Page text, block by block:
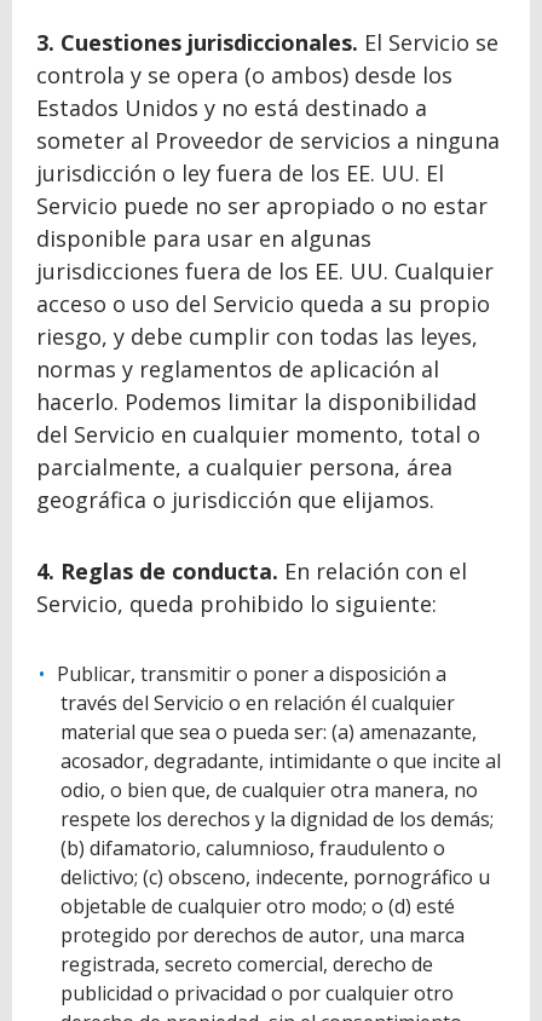
3. Cuestiones jurisdiccionales. El Servicio se
controla y se opera (o ambos) desde los
Estados Unidos y no está destinado a
someter al Proveedor de servicios a ninguna
jurisdicción o ley fuera de los EE. UU. El
Servicio puede no ser apropiado o no estar
disponible para usar en algunas
jurisdicciones fuera de los EE. UU. Cualquier
acceso o uso del Servicio queda a su propio
riesgo, y debe cumplir con todas las leyes,
normas y reglamentos de aplicación al
hacerlo. Podemos limitar la disponibilidad
del Servicio en cualquier momento, total o
parcialmente, a cualquier persona, área
geográfica o jurisdicción que elijamos.
4. Reglas de conducta. En relación con el
Servicio, queda prohibido lo siguiente:
Publicar, transmitir o poner a disposición a
través del Servicio o en relación él cualquier
material que sea o pueda ser: (a) amenazante,
acosador, degradante, intimidante o que incite al
odio, o bien que, de cualquier otra manera, no
respete los derechos y la dignidad de los demás;
(b) difamatorio, calumnioso, fraudulento o
delictivo; (c) obsceno, indecente, pornográfico u
objetable de cualquier otro modo; o (d) esté
protegido por derechos de autor, una marca
registrada, secreto comercial, derecho de
publicidad o privacidad o por cualquier otro